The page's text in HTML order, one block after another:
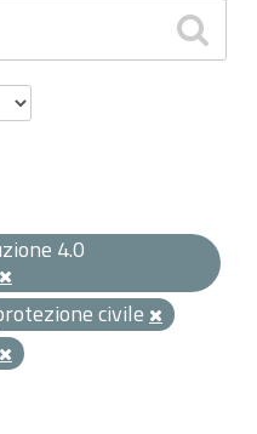
4.0
civile